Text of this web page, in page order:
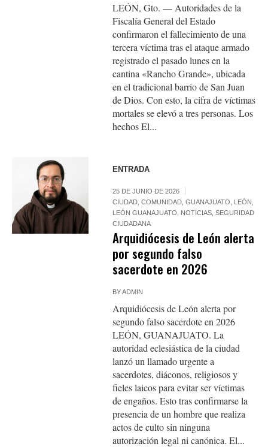
LEÓN, Gto. — Autoridades de la
Fiscalía General del Estado
confirmaron el fallecimiento de una
tercera víctima tras el ataque armado
registrado el pasado lunes en la
cantina «Rancho Grande», ubicada
en el tradicional barrio de San Juan
de Dios. Con esto, la cifra de víctimas
mortales se elevó a tres personas. Los
hechos El...
ENTRADA
25 DE JUNIO DE 2026
CIUDAD ,COMUNIDAD ,GUANAJUATO LEÓN
LEÓN GUANAJUATO
NOTICIAS ,SEGURIDAD
CIUDADANA
Arquidiócesis de León alerta
por segundo falso
sacerdote en 2026
BYADMIN
Arquidiócesis de León alerta por
segundo falso sacerdote en 2026
LEÓN, GUANAJUATO. La
autoridad eclesiástica de la ciudad
lanzó un llamado urgente a
sacerdotes, diáconos, religiosos y
fieles laicos para evitar ser víctimas
de engaños. Esto tras confirmarse la
presencia de un hombre que realiza
actos de culto sin ninguna
autorización legal ni canónica. El...